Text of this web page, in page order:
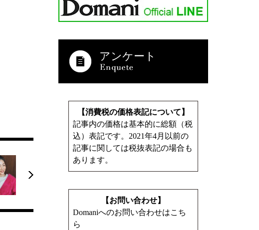
アンケート
【消費税の価格表記について】
記事内の価格は基本的に総額（税
込）表記です。2021年4月以前の
記事に関しては税抜表記の場合も
あります。
【お問い合わせ】
Domaniへのお問い合わせはこち
ら